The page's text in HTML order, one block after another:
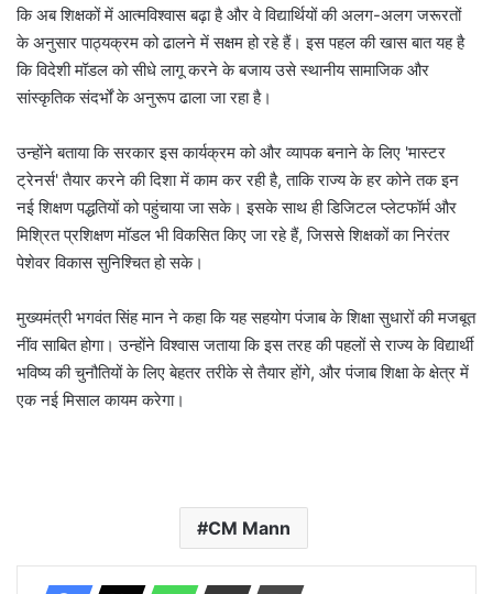
कि अब शिक्षकों में आत्मविश्वास बढ़ा है और वे विद्यार्थियों की अलग-अलग जरूरतों
के अनुसार पाठ्यक्रम को ढालने में सक्षम हो रहे हैं। इस पहल की खास बात यह है
कि विदेशी मॉडल को सीधे लागू करने के बजाय उसे स्थानीय सामाजिक और
सांस्कृतिक संदर्भों के अनुरूप ढाला जा रहा है।
उन्होंने बताया कि सरकार इस कार्यक्रम को और व्यापक बनाने के लिए 'मास्टर
ट्रेनर्स' तैयार करने की दिशा में काम कर रही है, ताकि राज्य के हर कोने तक इन
नई शिक्षण पद्धतियों को पहुंचाया जा सके। इसके साथ ही डिजिटल प्लेटफॉर्म और
मिश्रित प्रशिक्षण मॉडल भी विकसित किए जा रहे हैं, जिससे शिक्षकों का निरंतर
पेशेवर विकास सुनिश्चित हो सके।
मुख्यमंत्री भगवंत सिंह मान ने कहा कि यह सहयोग पंजाब के शिक्षा सुधारों की मजबूत
नींव साबित होगा। उन्होंने विश्वास जताया कि इस तरह की पहलों से राज्य के विद्यार्थी
भविष्य की चुनौतियों के लिए बेहतर तरीके से तैयार होंगे, और पंजाब शिक्षा के क्षेत्र में
एक नई मिसाल कायम करेगा।
CM Mann